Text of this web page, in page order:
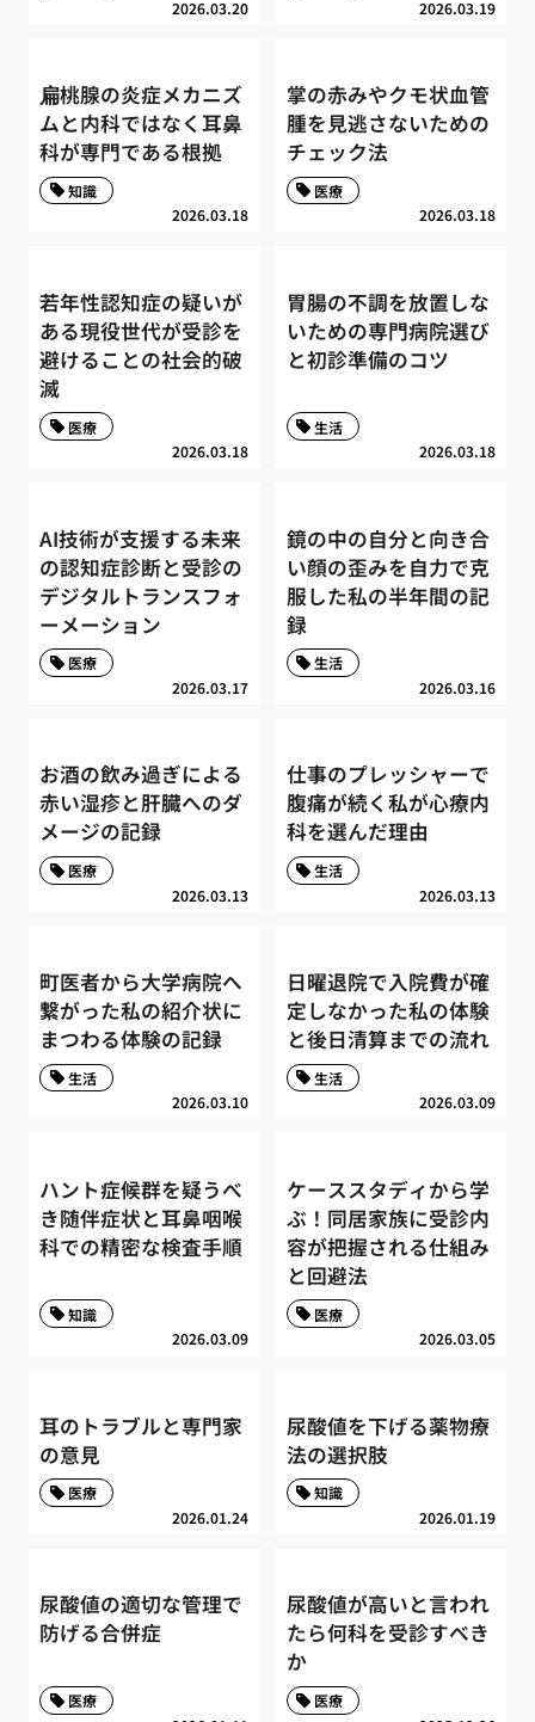
2026.03.20 2026.03.19
扁桃腺の炎症メカニズ
ムと内科ではなく耳鼻
科が専門である根拠
2026.03.18
知識
掌の赤みやクモ状血管
腫を見逃さないための
チェック法
2026.03.18
医療
若年性認知症の疑いが
ある現役世代が受診を
避けることの社会的破
滅
2026.03.18
医療
胃腸の不調を放置しな
いための専門病院選び
と初診準備のコツ
2026.03.18
生活
AI技術が支援する未来
の認知症診断と受診の
デジタルトランスフォ
ーメーション
2026.03.17
医療
鏡の中の自分と向き合
い顔の歪みを自力で克
服した私の半年間の記
録
2026.03.16
生活
お酒の飲み過ぎによる
赤い湿疹と肝臓へのダ
メージの記録
2026.03.13
医療
仕事のプレッシャーで
腹痛が続く私が心療内
科を選んだ理由
2026.03.13
生活
町医者から大学病院へ
繋がった私の紹介状に
まつわる体験の記録
2026.03.10
生活
日曜退院で入院費が確
定しなかった私の体験
と後日清算までの流れ
2026.03.09
生活
ハント症候群を疑うべ
き随伴症状と耳鼻咽喉
科での精密な検査手順
2026.03.09
知識
ケーススタディから学
ぶ！同居家族に受診内
容が把握される仕組み
と回避法
2026.03.05
医療
耳のトラブルと専門家
の意見
2026.01.24
医療
尿酸値を下げる薬物療
法の選択肢
2026.01.19
知識
尿酸値の適切な管理で
防げる合併症
医療
尿酸値が高いと言われ
たら何科を受診すべき
か
医療